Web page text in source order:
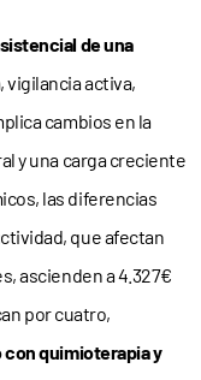
de una
vigilancia activa,
cambios en la
y una carga creciente
las diferencias
que afectan
ascienden a 4.327€
por cuatro,
quimioterapia y